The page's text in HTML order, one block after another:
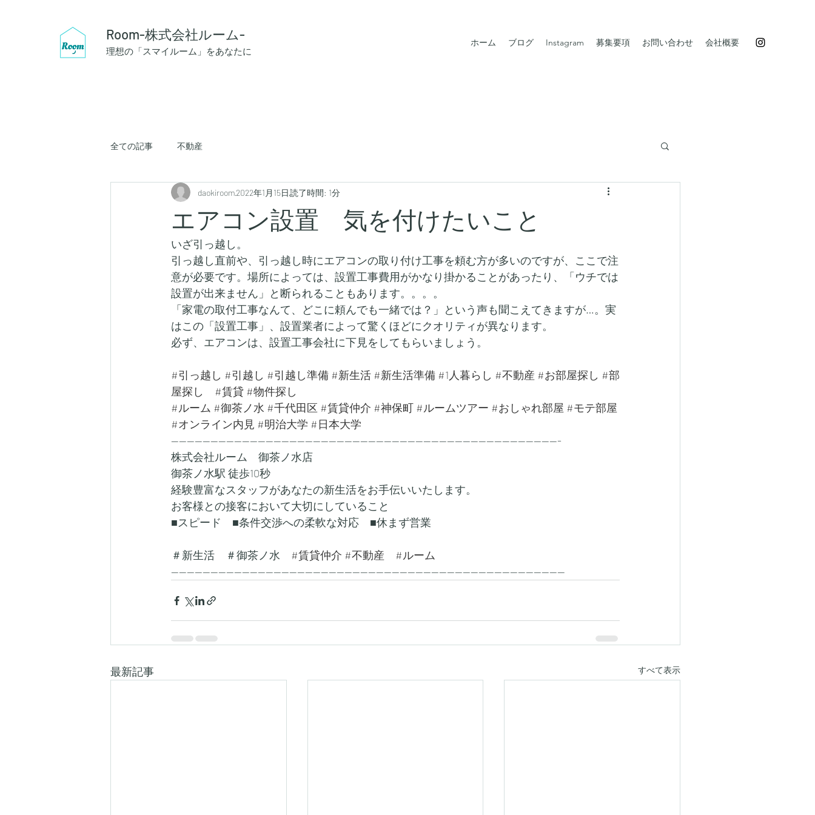
Room-株式会社ルーム-
理想の「スマイルーム」をあなたに
ホーム ブログ Instagram 募集要項 お問い合わせ 会社概要
全ての記事 不動産
エアコン設置 気を付けたいこと
daokiroom2022年1月15日読了時間: 1分
いざ引っ越し。
引っ越し直前や、引っ越し時にエアコンの取り付け工事を頼む方が多いのですが、ここで注
意が必要です。場所によっては、設置工事費用がかなり掛かることがあったり、「ウチでは
設置が出来ません」と断られることもあります。。。。
「家電の取付工事なんて、どこに頼んでも一緒では？」という声も聞こえてきますが…。実
はこの「設置工事」、設置業者によって驚くほどにクオリティが異なります。
必ず、エアコンは、設置工事会社に下見をしてもらいましょう。
#引っ越し #引越し #引越し準備 #新生活 #新生活準備 #1人暮らし #不動産 #お部屋探し #部
屋探し
#賃貸 #物件探し
#ルーム #御茶ノ水 #千代田区 #賃貸仲介 #神保町 #ルームツアー #おしゃれ部屋 #モテ部屋
#オンライン内見 #明治大学 #日本大学
---------------------------------------------------------------------------------------------------
株式会社ルーム　御茶ノ水店
御茶ノ水駅 徒歩10秒
経験豊富なスタッフがあなたの新生活をお手伝いいたします。
お客様との接客において大切にしていること
■スピード　■条件交渉への柔軟な対応　■休まず営業
＃新生活　＃御茶ノ水 #賃貸仲介 #不動産
#ルーム
----------------------------------------------------------------------------------------------------
最新記事 すべて表示